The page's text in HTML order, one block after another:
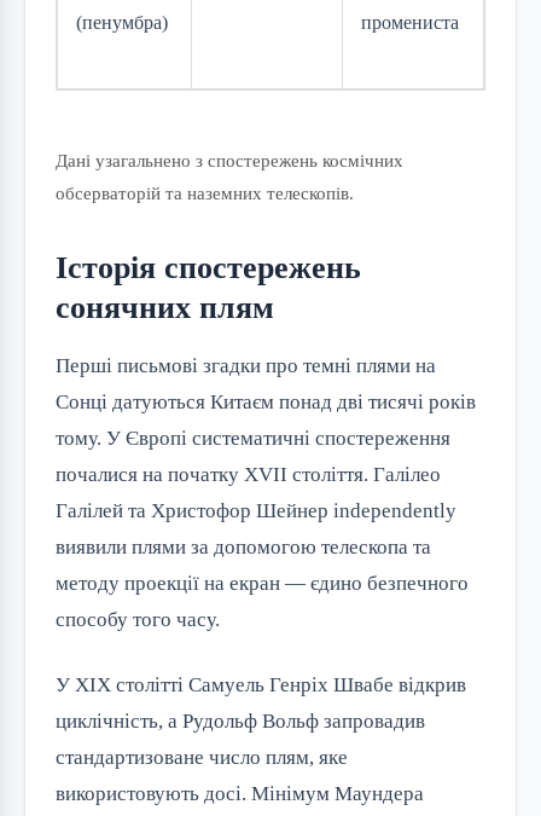
(пенумбра)
промениста
Дані узагальнено з спостережень космічних
обсерваторій та наземних телескопів.
Історія спостережень
сонячних плям
Перші письмові згадки про темні плями на
Сонці датуються Китаєм понад дві тисячі років
тому. У Європі систематичні спостереження
почалися на початку XVII століття. Галілео
Галілей та Христофор Шейнер independently
виявили плями за допомогою телескопа та
методу проекції на екран — єдино безпечного
способу того часу.
У XIX столітті Самуель Генріх Швабе відкрив
циклічність, а Рудольф Вольф запровадив
стандартизоване число плям, яке
використовують досі. Мінімум Маундера